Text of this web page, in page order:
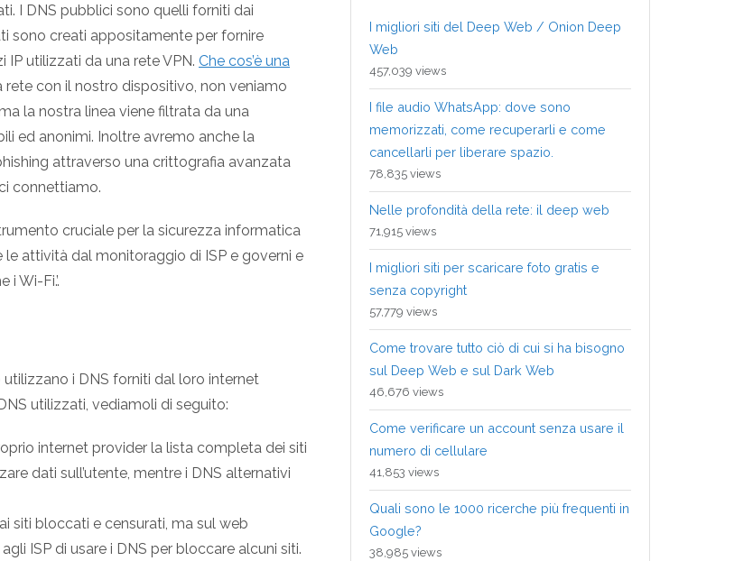
I DNS pubblici sono quelli forniti dai
sono creati appositamente per fornire
IP utilizzati da una rete VPN. Che cos’è una
con il nostro dispositivo, non veniamo
la nostra linea viene filtrata da una
ed anonimi. Inoltre avremo anche la
attraverso una crittografia avanzata
connettiamo.
cruciale per la sicurezza informatica
le attività dal monitoraggio di ISP e governi e
Wi-Fi.’.
i DNS forniti dal loro internet
utilizzati, vediamoli di seguito:
internet provider la lista completa dei siti
dati sull’utente, mentre i DNS alternativi
siti bloccati e censurati, ma sul web
ISP di usare i DNS per bloccare alcuni siti.
I migliori siti del Deep Web / Onion Deep
Web
457,039 views
I file audio WhatsApp: dove sono
memorizzati, come recuperarli e come
cancellarli per liberare spazio.
78,835 views
Nelle profondità della rete: il deep web
71,915 views
I migliori siti per scaricare foto gratis e
senza copyright
57,779 views
Come trovare tutto ciò di cui si ha bisogno
sul Deep Web e sul Dark Web
46,676 views
Come verificare un account senza usare il
numero di cellulare
41,853 views
Quali sono le 1000 ricerche più frequenti in
Google?
38,985 views